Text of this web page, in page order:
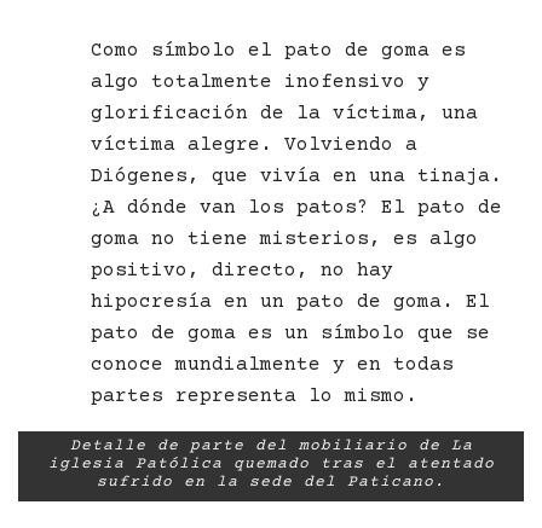
Como símbolo el pato de goma es
algo totalmente inofensivo y
glorificación de la víctima, una
víctima alegre. Volviendo a
Diógenes, que vivía en una tinaja.
¿A dónde van los patos? El pato de
goma no tiene misterios, es algo
positivo, directo, no hay
hipocresía en un pato de goma. El
pato de goma es un símbolo que se
conoce mundialmente y en todas
partes representa lo mismo.
Detalle de parte del mobiliario de La
iglesia Patólica quemado tras el atentado
sufrido en la sede del Paticano.